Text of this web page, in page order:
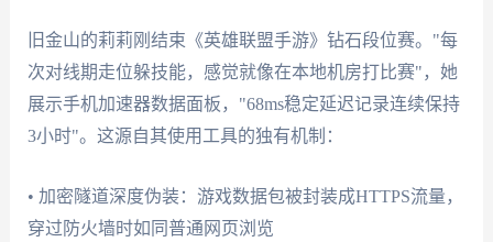
旧金山的莉莉刚结束《英雄联盟手游》钻石段位赛。"每
次对线期走位躲技能，感觉就像在本地机房打比赛"，她
展示手机加速器数据面板，"68ms稳定延迟记录连续保持
3小时"。这源自其使用工具的独有机制：
• 加密隧道深度伪装：游戏数据包被封装成HTTPS流量，
穿过防火墙时如同普通网页浏览